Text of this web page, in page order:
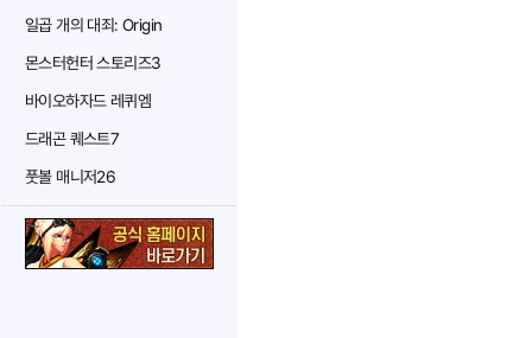
일곱 개의 대죄: Origin
몬스터헌터 스토리즈3
바이오하자드 레퀴엠
드래곤 퀘스트7
풋볼 매니저26